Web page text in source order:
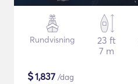
Rundvisning
23 ft
7 m
$1,837 /dag